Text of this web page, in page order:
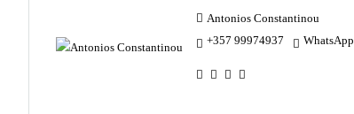
Antonios Constantinou
+357 99974937
WhatsApp